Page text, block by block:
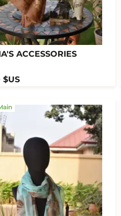
ACCESSORIES
$US